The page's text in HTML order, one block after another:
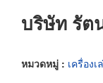
บริษัท รัต
หมวดหมู่ : เครื่อง